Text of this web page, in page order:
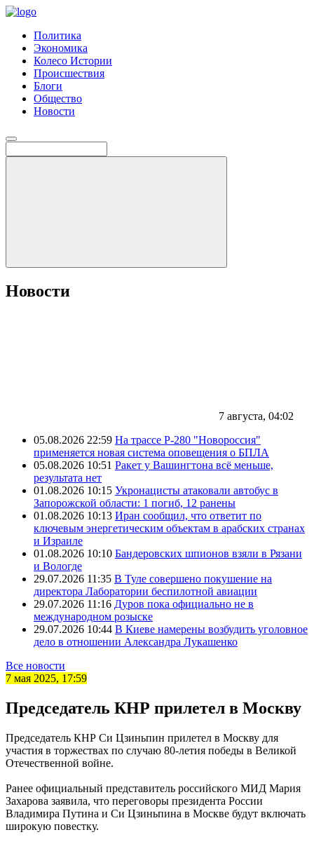
Политика
Экономика
Колесо Истории
Происшествия
Блоги
Общество
Новости
Новости
7 августа, 04:02
05.08.2026 22:59 На трассе Р-280 "Новороссия"
применяется новая система оповещения о БПЛА
05.08.2026 10:51 Ракет у Вашингтона всё меньше,
результата нет
01.08.2026 10:15 Укронацисты атаковали автобус в
Запорожской области: 1 погиб, 12 ранены
01.08.2026 10:13 Иран сообщил, что ответит по
ключевым энергетическим объектам в арабских странах
и Израиле
01.08.2026 10:10 Бандеровских шпионов взяли в Рязани
и Вологде
29.07.2026 11:35 В Туле совершено покушение на
директора Лаборатории беспилотной авиации
29.07.2026 11:16 Дуров пока официально не в
международном розыске
29.07.2026 10:44 В Киеве намерены возбудить уголовное
дело в отношении Александра Лукашенко
Все новости
7 мая 2025, 17:59
Председатель КНР прилетел в Москву
Председатель КНР Си Цзиньпин прилетел в Москву для
участия в торжествах по случаю 80-летия победы в Великой
Отечественной войне.
Ранее официальный представитель российского МИД Мария
Захарова заявила, что переговоры президента России
Владимира Путина и Си Цзиньпина в Москве будут включать
широкую повестку.